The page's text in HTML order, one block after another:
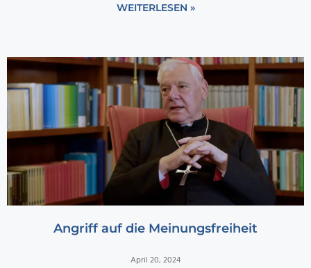
WEITERLESEN »
Angriff auf die Meinungsfreiheit
April 20, 2024